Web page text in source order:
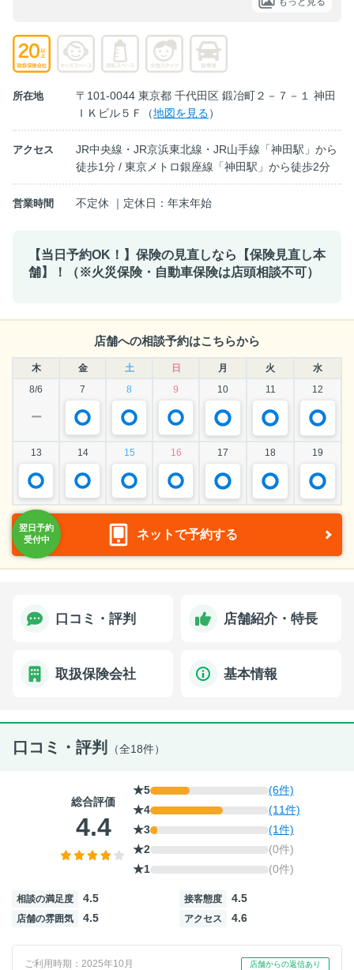
所在地
〒101-0044 東京都 千代田区 鍛冶町２－７－１ 神田
ＩＫビル５Ｆ（地図を見る）
アクセス
JR中央線・JR京浜東北線・JR山手線「神田駅」から
徒歩1分 / 東京メトロ銀座線「神田駅」から徒歩2分
営業時間 不定休 ｜定休日：年末年始
【当日予約OK！】保険の見直しなら【保険見直し本
舗】！（※火災保険・自動車保険は店頭相談不可）
店舗への相談予約はこちらから
木 金 土 日 月 火
水
8/6
7 8 9 10 11 12
ー
13 14 15 16 17 18 19
ネットで予約する
口コミ・評判 店舗紹介・特長
取扱保険会社 基本情報
口コミ・評判 （全18件）
総合評価
4.4
★5
(6件)
★4
(11件)
★3
(1件)
★2
(0件)
★1
(0件)
相談の満足度 4.5 接客態度 4.5
店舗の雰囲気 4.5 アクセス 4.6
ご利用時期：2025年10月 店舗からの返信あり